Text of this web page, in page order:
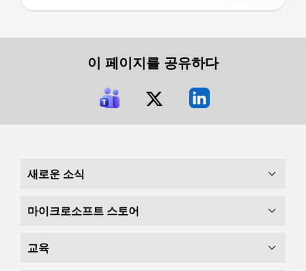
이 페이지를 공유하다
새로운 소식
마이크로소프트 스토어
교육